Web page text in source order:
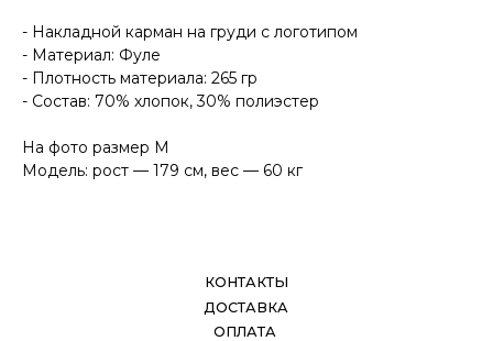
- Накладной карман на груди с логотипом
- Материал: Фуле
- Плотность материала: 265 гр
- Состав: 70% хлопок, 30% полиэстер
На фото размер М
Модель: рост — 179 см, вес — 60 кг